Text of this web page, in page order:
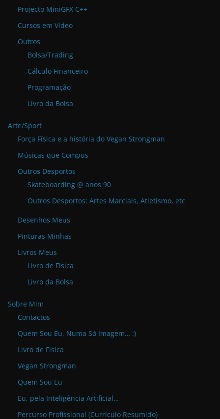
Projecto MiniGFX C++
Cursos em Vídeo
Outros
Bolsa/Trading
Cálculo Financeiro
Programação
Livro da Bolsa
Arte/Sport
Força Física e a história do Vegan Strongman
Músicas que Compus
Outros Desportos
Skateboarding @ anos 90
Outros Desportos: Artes Marciais, Atletismo, etc
Desenhos Meus
Pinturas Minhas
Livros Meus
Livro de Física
Livro da Bolsa
Sobre Mim
Contactos
Quem Sou Eu, Numa Só Imagem… :)
Livro de Física
Vegan Strongman
Quem Sou Eu
Eu, pela Inteligência Artificial…
Percurso Profissional (Currículo Resumido)